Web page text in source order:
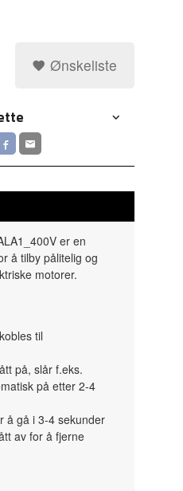
Ønskeliste
er en
å tilby pålitelig og
motorer.
til
på, slår f.eks.
på etter 2-4
å gå i 3-4 sekunder
av for å fjerne